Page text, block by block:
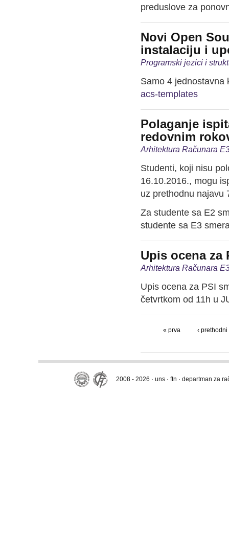
preduslove za
Novi Open
instalaciju i
Programski jezici i
Samo 4
acs-templates
Polaganje
redovnim
Arhitektura Računara
Studenti, koji nisu
16.10.2016., mogu
uz prethodnu najavu
Za studente sa E2
studente sa E3
Upis ocena za
Arhitektura Računara
Upis ocena za PSI
četvrtkom od 11h u
« prva ‹ prethodni
2008 - 2026 · uns · ftn · departman za